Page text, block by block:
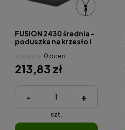
FUSION 2430 średnia -
poduszka na krzesło i
0 ocen
213,83 zł
- +
szt.